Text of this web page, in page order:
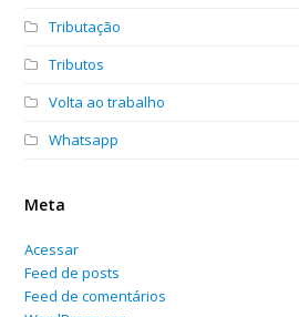
Tributação
Tributos
Volta ao trabalho
Whatsapp
Meta
Acessar
Feed de posts
Feed de comentários